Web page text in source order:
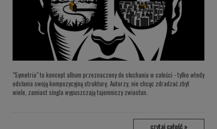
"Symetria" to koncept album przeznaczony do słuchania w całości - tylko wtedy
odsłania swoją kompozycyjną strukturę. Autorzy, nie chcąc zdradzać zbyt
wiele, zamiast singla wypuszczają tajemniczy zwiastun.
czytaj całość »